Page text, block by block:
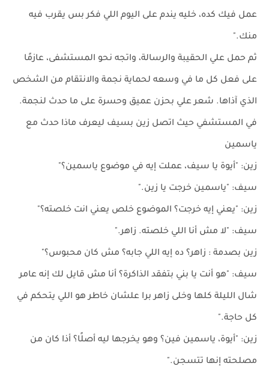
عمل فيك كده، خليه يندم على اليوم اللي فكر بس يقرب فيه
منك."
ثم حمل علي الحقيبة والرسالة، واتجه نحو المستشفى، عازمًا
على فعل كل ما في وسعه لحماية نجمة والانتقام من الشخص
الذي آذاها. شعر علي بحزن عميق وحسرة على ما حدث لنجمة.
في المستشفي حيث اتصل زين بسيف ليعرف ماذا حدث مع
ياسمين
زين: "أيوة يا سيف، عملت إيه في موضوع ياسمين؟"
سيف: "ياسمين خرجت يا زين."
زين: "يعني إيه خرجت؟ الموضوع خلص يعني انت خلصته؟"
سيف: "لا مش أنا اللي خلصته. زاهر."
زين بصدمة : زاهر؟ ده إيه اللي جابه؟ مش كان محبوس؟"
سيف: "هو أنت يا بني بتفقد الذاكرة؟ أنا مش قايل لك إنه عامر
شال الليلة كلها وخلى زاهر برا علشان خاطر هو اللي يتحكم في
كل حاجة."
زين: "أيوة، ياسمين فين؟ وهو يخرجها ليه أصلًا؟ أذا كان من
مصلحته إنها تتسجن."